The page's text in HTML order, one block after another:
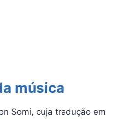
música
Somi, cuja tradução em